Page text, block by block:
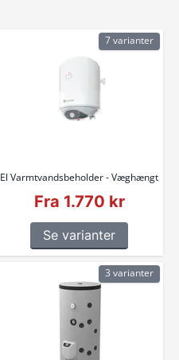
El Varmtvandsbeholder - Væghængt
Fra 1.770 kr
Se varianter
7 varianter
3 varianter